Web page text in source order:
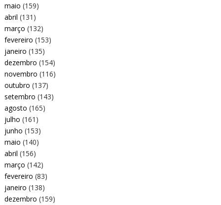
maio (159)
abril (131)
março (132)
fevereiro (153)
janeiro (135)
dezembro (154)
novembro (116)
outubro (137)
setembro (143)
agosto (165)
julho (161)
junho (153)
maio (140)
abril (156)
março (142)
fevereiro (83)
janeiro (138)
dezembro (159)